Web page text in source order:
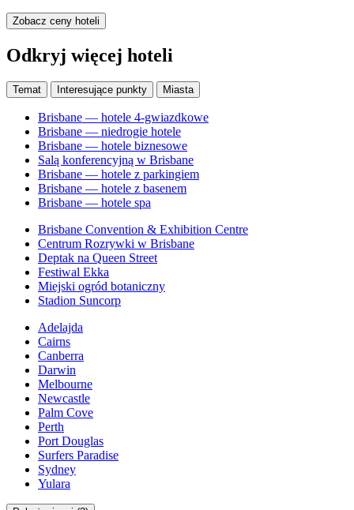
Zobacz ceny hoteli
Odkryj więcej hoteli
Temat Interesujące punkty Miasta
Brisbane — hotele 4-gwiazdkowe
Brisbane — niedrogie hotele
Brisbane — hotele biznesowe
Salą konferencyjną w Brisbane
Brisbane — hotele z parkingiem
Brisbane — hotele z basenem
Brisbane — hotele spa
Brisbane Convention & Exhibition Centre
Centrum Rozrywki w Brisbane
Deptak na Queen Street
Festiwal Ekka
Miejski ogród botaniczny
Stadion Suncorp
Adelajda
Cairns
Canberra
Darwin
Melbourne
Newcastle
Palm Cove
Perth
Port Douglas
Surfers Paradise
Sydney
Yulara